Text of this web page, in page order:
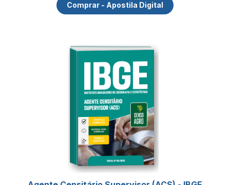
Comprar - Apostila Digital